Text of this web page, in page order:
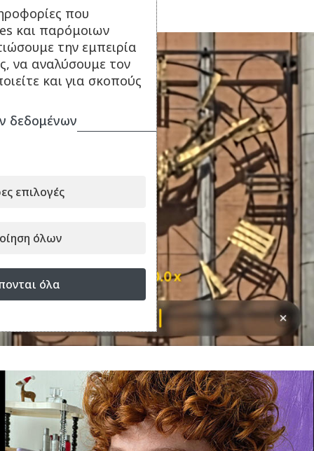
που
και παρόμοιων
την εμπειρία
να αναλύσουμε τον
και για σκοπούς
δεδομένων
επιλογές
όλων
όλα